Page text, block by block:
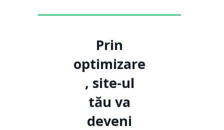
Prin
optimizare
, site-ul
tău va
deveni